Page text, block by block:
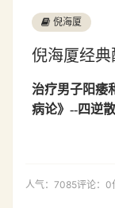
倪海厦
倪海厦经典
治疗男子阳痿
病论》 --四逆散
人气：7085评论：0